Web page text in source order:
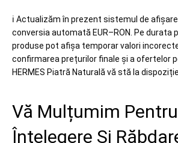
ℹ️ Actualizăm în prezent sistemul de
conversia automată EUR–RON. Pe durata
produse pot afișa temporar valori
confirmarea prețurilor finale și a ofertelor
HERMES Piatră Naturală vă stă la dispoziție.
Vă Mulțumim Pentru
Înțelegere Și